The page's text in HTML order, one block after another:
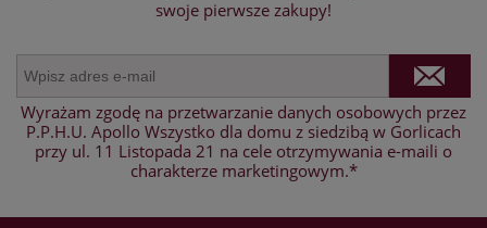
swoje pierwsze zakupy!
Wyrażam zgodę na przetwarzanie danych osobowych przez
P.P.H.U. Apollo Wszystko dla domu z siedzibą w Gorlicach
przy ul. 11 Listopada 21 na cele otrzymywania e-maili o
charakterze marketingowym.*